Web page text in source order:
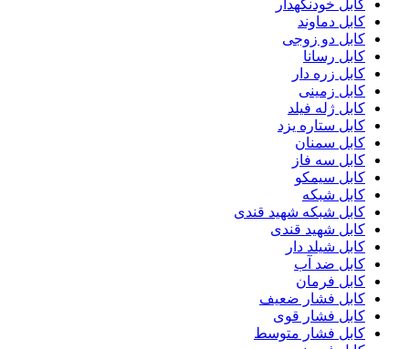
کابل خودنگهدار
کابل دماوند
کابل دو زوجی
کابل رسانا
کابل زره دار
کابل زمینی
کابل ژله فیلد
کابل ستاره یزد
کابل سمنان
کابل سه فاز
کابل سیمکو
کابل شبکه
کابل شبکه شهید قندی
کابل شهید قندی
کابل شیلد دار
کابل ضد آب
کابل فرمان
کابل فشار ضعیف
کابل فشار قوی
کابل فشار متوسط